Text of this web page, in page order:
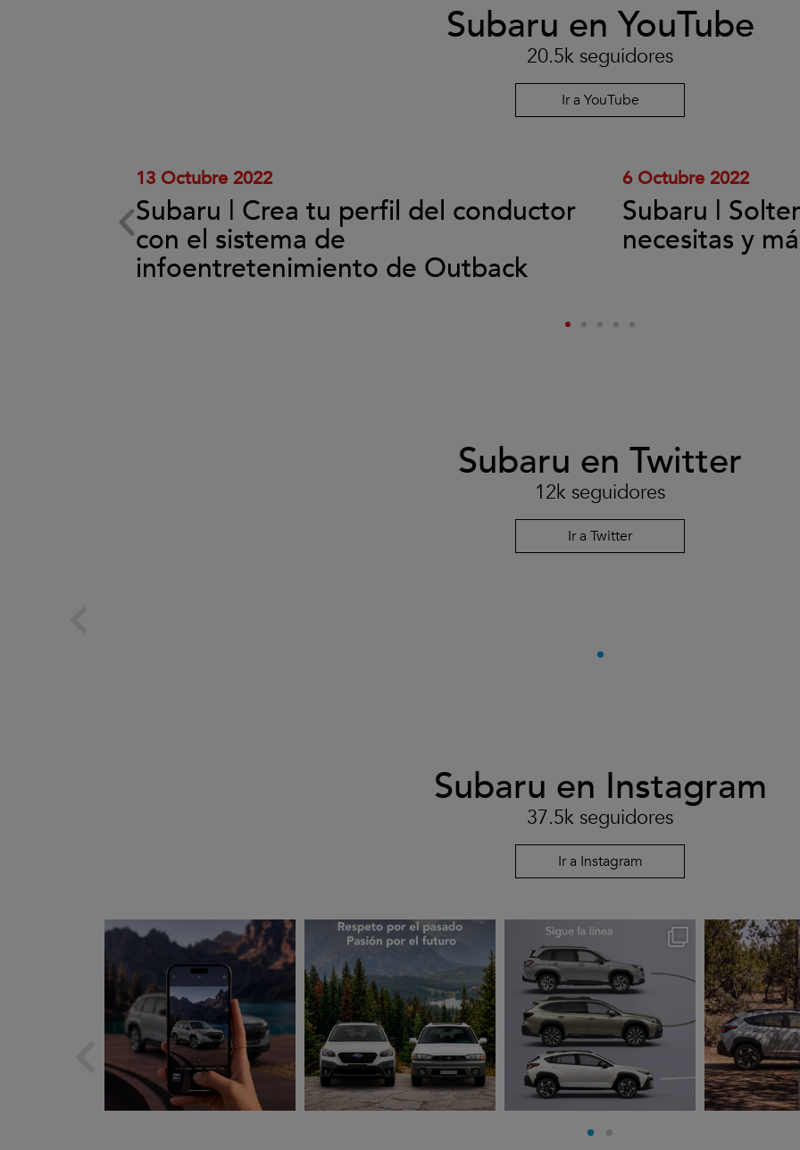
Subaru en YouTube
20.5k seguidores
Ir a YouTube
13 Octubre 2022
Subaru | Crea tu perfil del conductor
con el sistema de
infoentretenimiento de Outback
Clic
para
aceptar
las
cookies
y
reproducir
6 Octubre 2022
Subaru |
necesitas y
Subaru en Twitter
12k seguidores
Ir a Twitter
Subaru en Instagram
37.5k seguidores
Ir a Instagram
subarues
Ago 5
subarues
Ago 3
subarues
Jul 30